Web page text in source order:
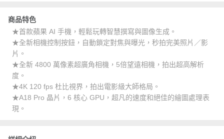
商品特色
★首款蘋果 AI 手機，輕鬆玩轉智慧撰寫與圖像生成。
★全新相機控制按鈕，自動鎖定對焦與曝光，秒拍完美照片／影
片。
★全新 4800 萬像素超廣角相機，5倍望遠相機，拍出超高解析
度。
★4K 120 fps 杜比視界，拍出電影級大師格局。
★A18 Pro 晶片，6 核心 GPU，超凡的速度和絕佳的繪圖處理表
現。